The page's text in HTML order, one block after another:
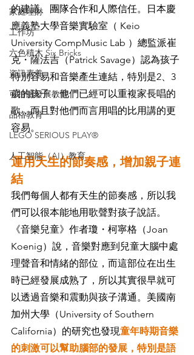
家庭理財
工作坊
六色積木 Six Bricks
資訊素養
可持續發展教育
品格教育
LEGO SERIOUS PLAY®
人工智能（AI）教育
的建議、團隊合作和人際信任。日本慶
應義塾大學音樂實驗室（ Keio
University CompMusic Lab ）總監派崔
克・薩法吉（Patrick Savage）認為孩子
特別容易和音樂產生連結，特別是2、3
歲的孩子，他們已經可以重複家長唱的
歌，而且對他們而言用唱的比用講的更
容易。
運用天生的節奏感，增加親子連
結
我們每個人都有天生的節奏感，所以我
們可以很本能地用歌聲對孩子說話。
《音樂兒童》作者瓊・柯寧格（Joan
Koenig）說，音樂對應到兒童大腦中處
理聲音和情緒的部位，而這部位在出生
時已經發展成熟了，所以其實很早就可
以透過音樂和震動與孩子溝通。美國南
加州大學（University of Southern
California）的研究也發現童年時期音樂
的刺激可以幫助腦部的發展，特別是語